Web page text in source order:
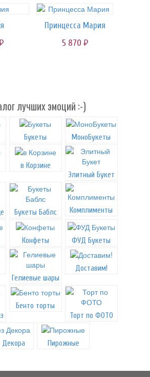
Принцесса Мария
5 870 руб.
лучших эмоций :-)
Букеты МоноБукеты
в Корзине
Элитный Букет
Букеты Баблс Комплименты
Конфеты ФУД Букеты
Гелиевые шары
Доставим!
Бенто торты
Торт по ФОТО
Декора Пирожные